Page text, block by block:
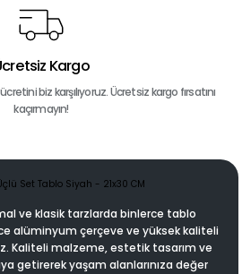
Kargo
biz karşılıyoruz. Ücretsiz kargo fırsatını
kaçırmayın!
ve klasik tarzlarda binlerce tablo
alüminyum çerçeve ve yüksek kaliteli
Kaliteli malzeme, estetik tasarım ve
getirerek yaşam alanlarınıza değer